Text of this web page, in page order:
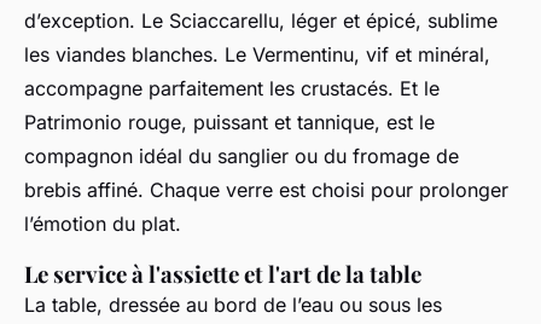
d’exception. Le Sciaccarellu, léger et épicé, sublime
les viandes blanches. Le Vermentinu, vif et minéral,
accompagne parfaitement les crustacés. Et le
Patrimonio rouge, puissant et tannique, est le
compagnon idéal du sanglier ou du fromage de
brebis affiné. Chaque verre est choisi pour prolonger
l’émotion du plat.
Le service à l'assiette et l'art de la table
La table, dressée au bord de l’eau ou sous les